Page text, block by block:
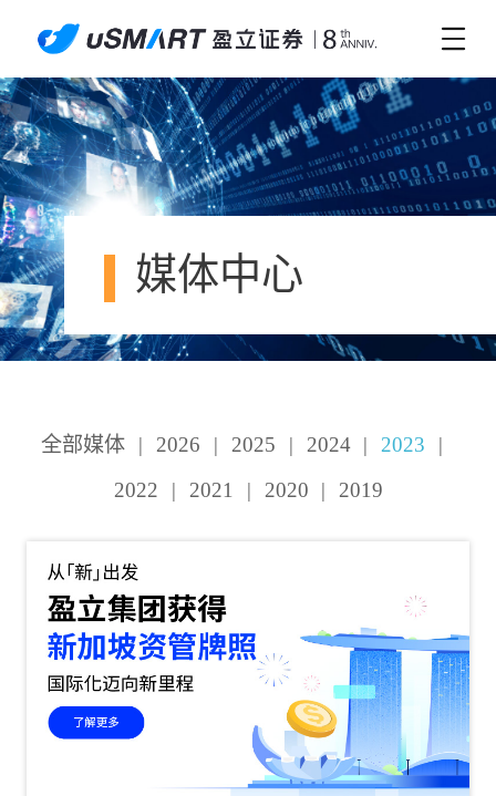
媒体中心
全部媒体 | 2026 | 2025 | 2024 | 2023
|
2022
| 2021 | 2020 | 2019